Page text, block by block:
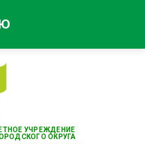
УЧРЕЖДЕНИЕ
ОКРУГА